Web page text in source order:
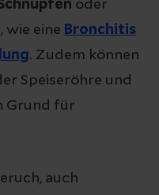
oder
, wie eine Bronchitis
. Zudem können
Speiseröhre und
Grund für
auch